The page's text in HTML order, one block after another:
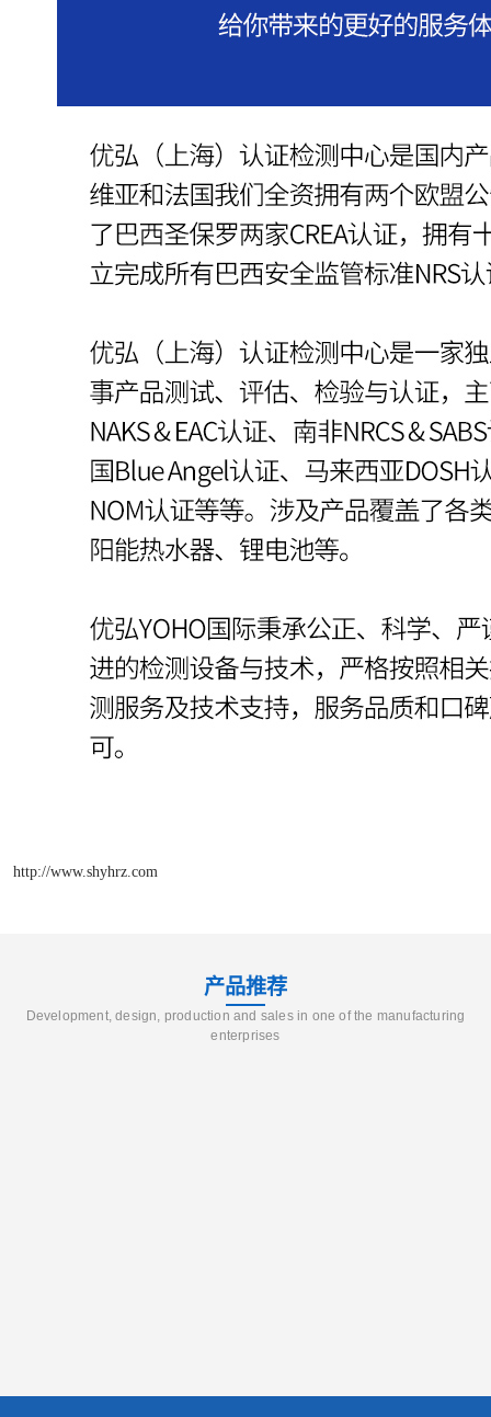
http://www.shyhrz.com
产品推荐
Development, design, production and sales in one of the manufacturing
enterprises